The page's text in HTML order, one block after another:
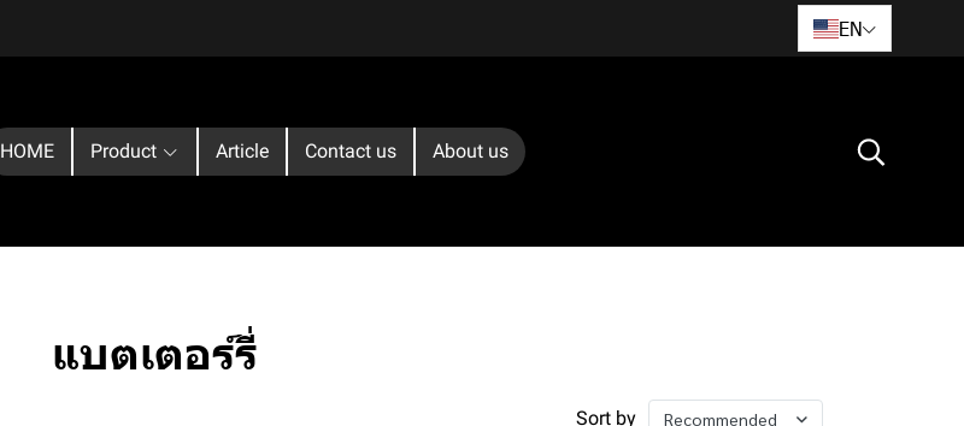
EN
HOME Product Article Contact us About us
แบตเตอร์รี่
Sort by Recommended